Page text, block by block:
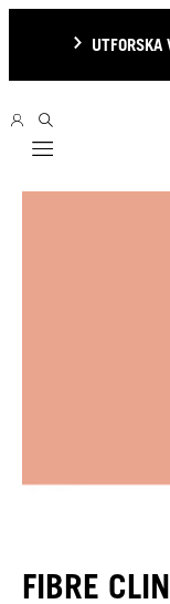
Mobile navigation
FIBRE